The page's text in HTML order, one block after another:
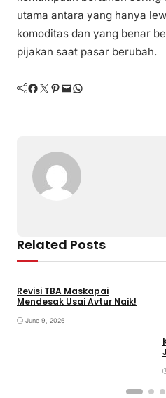
utama antara yang hanya
komoditas dan yang benar
pijakan saat pasar berubah.
Facebook Twitter Pinterest Mail WhatsApp
Related Posts
Revisi TBA Maskapai
Mendesak Usai Avtur Naik!
June 9, 2026